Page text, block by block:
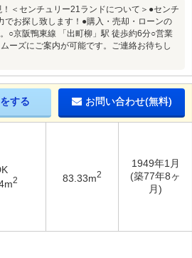
＜センチュリー21ランドについて＞●センチ
お探し致します！●購入・売却・ローンの
○京阪鴨東線 「出町柳」駅 徒歩約6分○営業
ーズにご案内が可能です。ご連絡お待ちし
する お問い合わせ(無料)
2 83.33m2
1949年1月
(築77年8ヶ
月)